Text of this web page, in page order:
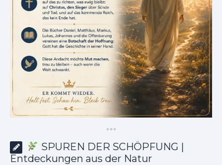
***
SPUREN DER SCHÖPFUNG |
Entdeckungen aus der Natur